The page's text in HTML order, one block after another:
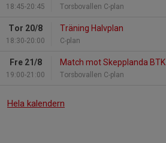
18:45-20:45 Torsbovallen C-plan
Tor 20/8
18:30-20:00
Träning Halvplan
C-plan
Fre 21/8
19:00-21:00
Match mot Skepplanda BTK
Torsbovallen C-plan
Hela kalendern